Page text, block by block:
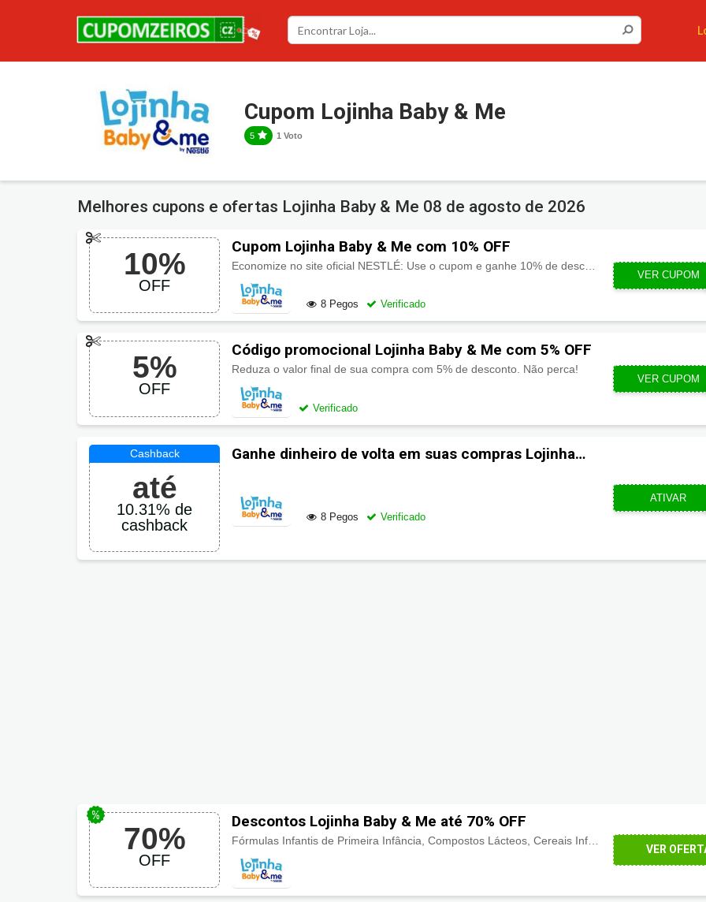
Cupom Lojinha Baby & Me
5 1 Voto
Melhores cupons e ofertas Lojinha Baby & Me 08 de agosto de 2026
10%
OFF
Cupom Lojinha Baby & Me com 10% OFF
8 Pegos Verificado
VER CUPOM
5%
OFF
Código promocional Lojinha Baby & Me com 5% OFF
Reduza o valor final de sua compra com 5% de desconto. Não perca!
Verificado
VER CUPOM
até
10.31% de
cashback
Ganhe dinheiro de volta em suas compras Lojinha
8 Pegos Verificado
ATIVAR
70%
OFF
Descontos Lojinha Baby & Me até 70% OFF
VER